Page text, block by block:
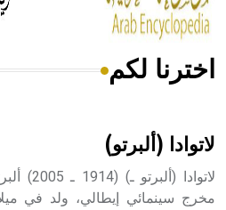
هل تعلم أن الأبسيد كلمة فرنسية
اخترنا لكم
لاتوادا (ألبرتو)
مخرج سينمائي إيطالي، ولد في